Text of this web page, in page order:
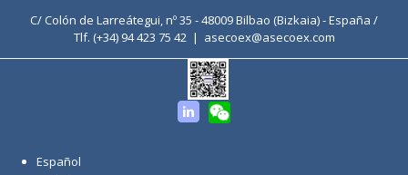
C/ Colón de Larreátegui, nº 35 - 48009 Bilbao (Bizkaia) - España /
Tlf. (+34) 94 423 75 42 | asecoex@asecoex.com
Linkedin
WeChat
Español